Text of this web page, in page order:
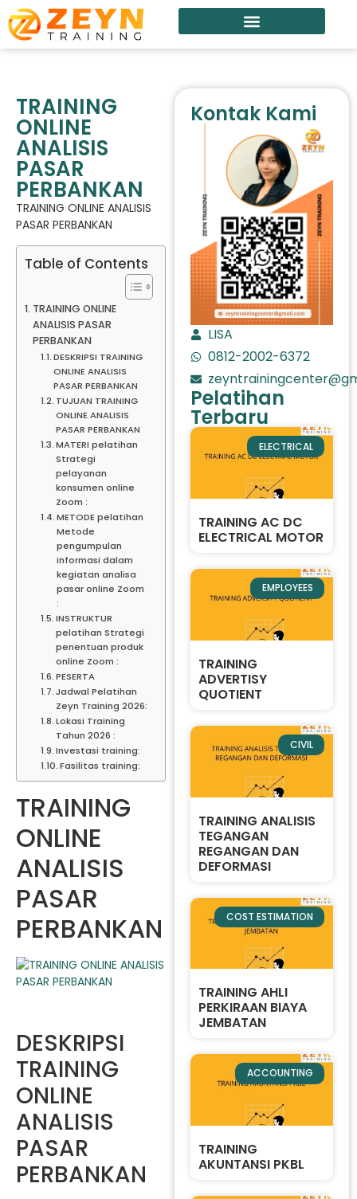
TRAINING
ONLINE
ANALISIS
PASAR
PERBANKAN
TRAINING ONLINE ANALISIS
PASAR PERBANKAN
Table of Contents
TRAINING ONLINE
ANALISIS PASAR
PERBANKAN
DESKRIPSI TRAINING
ONLINE ANALISIS
PASAR PERBANKAN
TUJUAN TRAINING
ONLINE ANALISIS
PASAR PERBANKAN
MATERI pelatihan
Strategi
pelayanan
konsumen online
Zoom :
METODE pelatihan
Metode
pengumpulan
informasi dalam
kegiatan analisa
pasar online Zoom
:
INSTRUKTUR
pelatihan Strategi
penentuan produk
online Zoom :
PESERTA
Jadwal Pelatihan
Zeyn Training 2026:
Lokasi Training
Tahun 2026 :
Investasi training:
Fasilitas training:
TRAINING
ONLINE
ANALISIS
PASAR
PERBANKAN
DESKRIPSI
TRAINING
ONLINE
ANALISIS
PASAR
PERBANKAN
Kontak Kami
LISA
0812-2002-6372
Pelatihan
Terbaru
ELECTRICAL
TRAINING AC DC
ELECTRICAL MOTOR
EMPLOYEES
TRAINING
ADVERTISY
QUOTIENT
CIVIL
TRAINING ANALISIS
TEGANGAN
REGANGAN DAN
DEFORMASI
COST ESTIMATION
TRAINING AHLI
PERKIRAAN BIAYA
JEMBATAN
ACCOUNTING
TRAINING
AKUNTANSI PKBL